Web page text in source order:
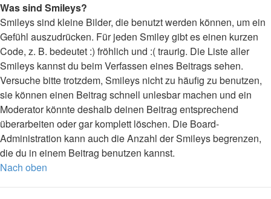
Was sind Smileys?
Smileys sind kleine Bilder, die benutzt werden können, um ein
Gefühl auszudrücken. Für jeden Smiley gibt es einen kurzen
Code, z. B. bedeutet :) fröhlich und :( traurig. Die Liste aller
Smileys kannst du beim Verfassen eines Beitrags sehen.
Versuche bitte trotzdem, Smileys nicht zu häufig zu benutzen,
sie können einen Beitrag schnell unlesbar machen und ein
Moderator könnte deshalb deinen Beitrag entsprechend
überarbeiten oder gar komplett löschen. Die Board-
Administration kann auch die Anzahl der Smileys begrenzen,
die du in einem Beitrag benutzen kannst.
Nach oben